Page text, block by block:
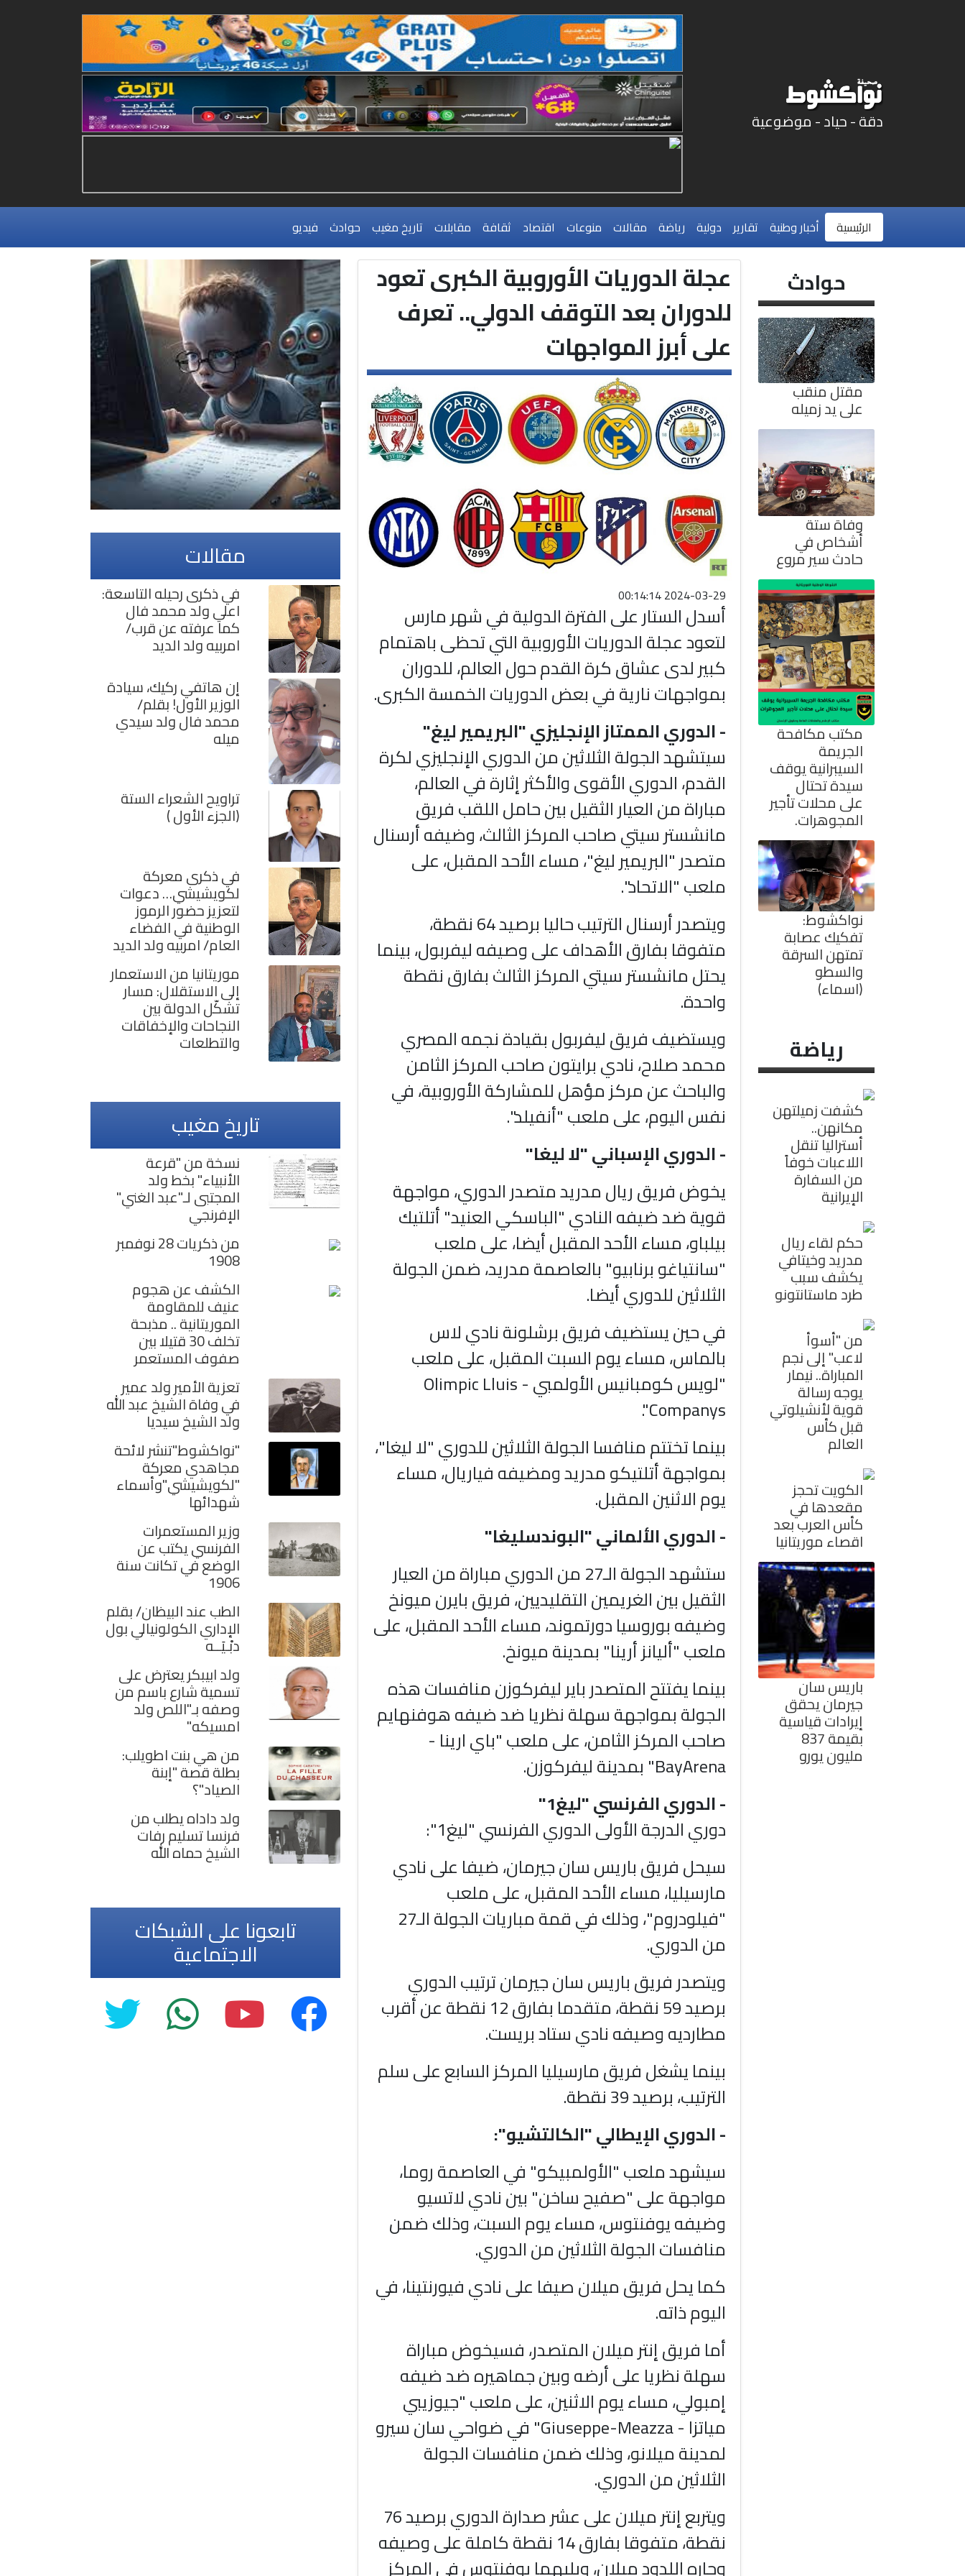
دقة - حياد - موضوعية
الرئيسية أخبار وطنية تقارير دولية رياضة مقالات منوعات اقتصاد ثقافة مقابلات تاريخ مغيب حوادث فيديو
حوادث
مقتل منقب
على يد زميله
وفاة ستة
أشخاص في
حادث سير مروع
مكتب مكافحة
الجريمة
السيبرانية يوقف
سيدة تحتال
على محلات تأجير
المجوهرات.
نواكشوط:
تفكيك عصابة
تمتهن السرقة
والسطو
(اسماء)
رياضة
كشفت زميلتهن
مكانهن..
أستراليا تنقل
اللاعبات خوفاً
من السفارة
الإيرانية
حكم لقاء ريال
مدريد وخيتافي
يكشف سبب
طرد ماستانتونو
من "أسوأ
لاعب" إلى نجم
المباراة.. نيمار
يوجه رسالة
قوية لأنشيلوتي
قبل كأس
العالم
الكويت تحجز
مقعدها في
كأس العرب بعد
اقصاء موريتانيا
باريس سان
جيرمان يحقق
إيرادات قياسية
بقيمة 837
مليون يورو
عجلة الدوريات الأوروبية الكبرى تعود
للدوران بعد التوقف الدولي.. تعرف
على أبرز المواجهات
2024-03-29 00:14:14
أسدل الستار على الفترة الدولية في شهر مارس
لتعود عجلة الدوريات الأوروبية التي تحظى باهتمام
كبير لدى عشاق كرة القدم حول العالم، للدوران
بمواجهات نارية في بعض الدوريات الخمسة الكبرى.
- الدوري الممتاز الإنجليزي "البريمير ليغ"
سيتشهد الجولة الثلاثين من الدوري الإنجليزي لكرة
القدم، الدوري الأقوى والأكثر إثارة في العالم،
مباراة من العيار الثقيل بين حامل اللقب فريق
مانشستر سيتي صاحب المركز الثالث، وضيفه أرسنال
متصدر "البريمير ليغ"، مساء الأحد المقبل، على
ملعب "الاتحاد".
ويتصدر أرسنال الترتيب حاليا برصيد 64 نقطة،
متفوقا بفارق الأهداف على وصيفه ليفربول، بينما
يحتل مانشستر سيتي المركز الثالث بفارق نقطة
واحدة.
ويستضيف فريق ليفربول بقيادة نجمه المصري
محمد صلاح، نادي برايتون صاحب المركز الثامن
والباحث عن مركز مؤهل للمشاركة الأوروبية، في
نفس اليوم، على ملعب "أنفيلد".
- الدوري الإسباني "لا ليغا"
يخوض فريق ريال مدريد متصدر الدوري، مواجهة
قوية ضد ضيفه النادي "الباسكي العنيد" أتلتيك
بيلباو، مساء الأحد المقبل أيضا، على ملعب
"سانتياغو برنابيو" بالعاصمة مدريد، ضمن الجولة
الثلاثين للدوري أيضا.
في حين يستضيف فريق برشلونة نادي لاس
بالماس، مساء يوم السبت المقبل، على ملعب
"لويس كومبانيس الأولمبي - Olimpic Lluis
Companys".
بينما تختتم منافسا الجولة الثلاثين للدوري "لا ليغا"،
بمواجهة أتلتيكو مدريد ومضيفه فياريال، مساء
يوم الاثنين المقبل.
- الدوري الألماني "البوندسليغا"
ستشهد الجولة الـ27 من الدوري مباراة من العيار
الثقيل بين الغريمين التقليديين، فريق بايرن ميونخ
وضيفه بوروسيا دورتموند، مساء الأحد المقبل، على
ملعب "أليانز أرينا" بمدينة ميونخ.
بينما يفتتح المتصدر باير ليفركوزن منافسات هذه
الجولة بمواجهة سهلة نظريا ضد ضيفه هوفنهايم
صاحب المركز الثامن، على ملعب "باي ارينا -
BayArena" بمدينة ليفركوزن.
- الدوري الفرنسي "ليغ1"
دوري الدرجة الأولى الدوري الفرنسي "ليغ1":
سيحل فريق باريس سان جيرمان، ضيفا على نادي
مارسيليا، مساء الأحد المقبل، على ملعب
"فيلودروم"، وذلك في قمة مباريات الجولة الـ27
من الدوري.
ويتصدر فريق باريس سان جيرمان ترتيب الدوري
برصيد 59 نقطة، متقدما بفارق 12 نقطة عن أقرب
مطارديه وصيفه نادي ستاد بريست.
بينما يشغل فريق مارسيليا المركز السابع على سلم
الترتيب، برصيد 39 نقطة.
- الدوري الإيطالي "الكالتشيو":
سيشهد ملعب "الأولمبيكو" في العاصمة روما،
مواجهة على "صفيح ساخن" بين نادي لاتسيو
وضيفه يوفنتوس، مساء يوم السبت، وذلك ضمن
منافسات الجولة الثلاثين من الدوري.
كما يحل فريق ميلان صيفا على نادي فيورنتينا، في
اليوم ذاته.
أما فريق إنتر ميلان المتصدر، فسيخوض مباراة
سهلة نظريا على أرضه وبين جماهيره ضد ضيفه
إمبولي، مساء يوم الاثنين، على ملعب "جيوزيبي
مياتزا - Giuseppe-Meazza" في ضواحي سان سيرو
لمدينة ميلانو، وذلك ضمن منافسات الجولة
الثلاثين من الدوري.
ويتربع إنتر ميلان على عشر صدارة الدوري برصيد 76
نقطة، متفوقا بفارق 14 نقطة كاملة على وصيفه
وجاره اللدود ميلان، ويليهما يوفنتوس في المركز
مقالات
في ذكرى رحيله التاسعة:
اعلي ولد محمد فال
كما عرفته عن قرب/
امربيه ولد الديد
إن هاتفي ركيك، سيادة
الوزير الأول! بقلم/
محمد فال ولد سيدي
ميله
تراويح الشعراء الستة
(الجزء الأول )
في ذكرى معركة
لكويشيشي… دعوات
لتعزيز حضور الرموز
الوطنية في الفضاء
العام/ امربيه ولد الديد
موريتانيا من الاستعمار
إلى الاستقلال: مسار
تشكّل الدولة بين
النجاحات والإخفاقات
والتطلعات
تاريخ مغيب
نسخة من "قرعة
الأنبياء" بخط ولد
المجتبى لـ"عبد الغني"
الإفرنجي
من ذكريات 28 نوفمبر
1908
الكشف عن هجوم
عنيف للمقاومة
الموريتانية .. مذبحة
تخلف 30 قتيلا بين
صفوف المستعمر
تعزية الأمير ولد عمير
في وفاة الشيخ عبد الله
ولد الشيخ سيديا
"نواكشوط"تنشر لائحة
مجاهدي معركة
"لكويشيشي"وأسماء
شهدائها
وزير المستعمرات
الفرنسي يكتب عن
الوضع في تكانت سنة
1906
الطب عند البيظان/ بقلم
الإداري الكولونيالي بول
دبْـيَــه
ولد ابيبكر يعترض على
تسمية شارع باسم من
وصفه بـ"اللص ولد
امسيكه"
من هي بنت اطويلب:
بطلة قصة "إبنة
الصياد"؟
ولد داداه يطلب من
فرنسا تسليم رفات
الشيخ حماه الله
تابعونا على الشبكات
الاجتماعية